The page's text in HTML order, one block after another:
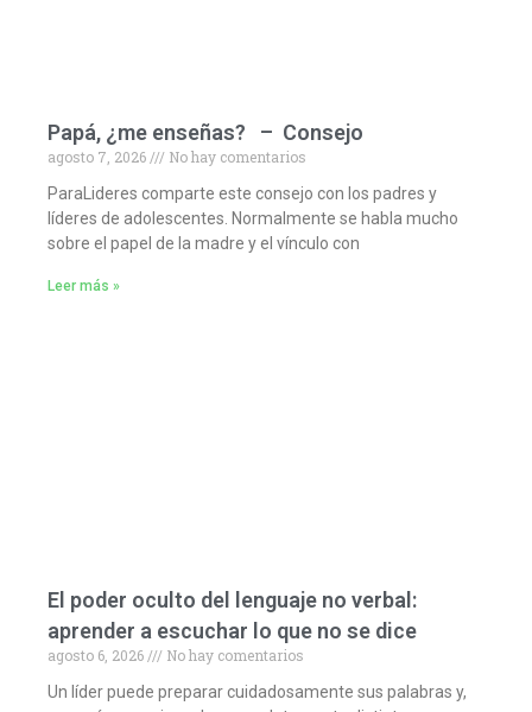
Papá, ¿me enseñas? – Consejo
agosto 7, 2026
No hay comentarios
ParaLideres comparte este consejo con los padres y
líderes de adolescentes. Normalmente se habla mucho
sobre el papel de la madre y el vínculo con
Leer más »
El poder oculto del lenguaje no verbal:
aprender a escuchar lo que no se dice
agosto 6, 2026
No hay comentarios
Un líder puede preparar cuidadosamente sus palabras y,